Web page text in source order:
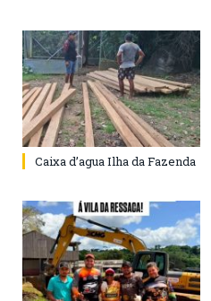
Caixa d’agua Ilha da Fazenda